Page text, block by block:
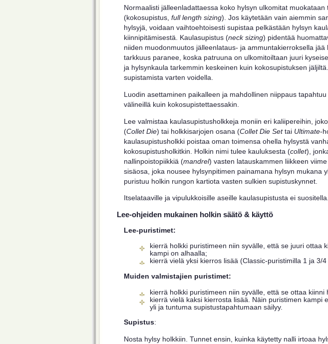
Normaalisti jälleenladattaessa koko hylsyn ulkomitat
(kokosupistus, full length sizing). Jos käytetään vain aiemmin
hylsyjä, voidaan vaihtoehtoisesti supistaa pelkästään hylsyn
kiinnipitämisestä. Kaulasupistus (neck sizing) pidentää
niiden muodonmuutos jälleenlataus- ja ammuntakierroksella
tarkkuus paranee, koska patruuna on ulkomitoiltaan juuri
ja hylsynkaula tarkemmin keskeinen kuin kokosupistuksen
supistamista varten voidella.
Luodin asettaminen paikalleen ja mahdollinen niippaus
välineillä kuin kokosupistettaessakin.
Lee valmistaa kaulasupistusholkkeja moniin eri kaliipereihin,
(Collet Die) tai holkkisarjojen osana (Collet Die Settai Ultimate-
kaulasupistusholkki poistaa oman toimensa ohella hylsystä
kokosupistusholkitkin. Holkin nimi tulee kauluksesta (collet),
nallinpoistopiikkiä (mandrel) vasten latauskammen liikkeen
sisäosa, joka nousee hylsynpitimen painamana hylsyn mukana
puristuu holkin rungon kartiota vasten sulkien supistuskynnet.
Itselataaville ja vipulukkoisille aseille kaulasupistusta ei suositella.
Lee-ohjeiden mukainen holkin säätö & käyttö
Lee-puristimet:
kierrä holkki puristimeen niin syvälle, että se juuri ottaa
kampi on alhaalla;
kierrä vielä yksi kierros lisää (Classic-puristimilla 1 ja 3/
Muiden valmistajien puristimet:
kierrä holkki puristimeen niin syvälle, että se ottaa kiinni
kierrä vielä kaksi kierrosta lisää. Näin puristimen kampi
yli ja tuntuma supistustapahtumaan säilyy.
Supistus:
Nosta hylsy holkkiin. Tunnet ensin, kuinka käytetty nalli irtoaa